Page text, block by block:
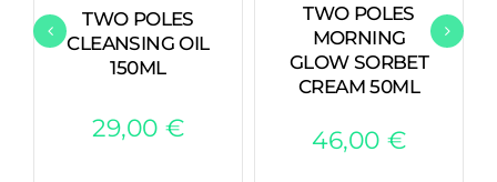
TWO POLES
CLEANSING OIL
150ML
29,00 €
TWO POLES
MORNING
GLOW SORBET
CREAM 50ML
46,00 €